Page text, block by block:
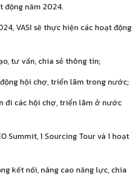
động năm 2024.
VASI sẽ thực hiện các hoạt động
tư vấn, chia sẻ thông tin;
hội chợ, triển lãm trong nước;
đi các hội chợ, triển lãm ở nước
Summit, 1 Sourcing Tour và 1 hoạt
kết nối, nâng cao năng lực, chia